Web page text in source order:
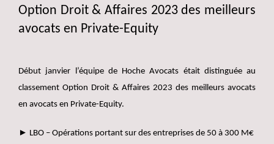
Option Droit & Affaires 2023 des meilleurs
avocats en Private-Equity
Début janvier l’équipe de Hoche Avocats était distinguée au
classement Option Droit & Affaires 2023 des meilleurs avocats
en avocats en Private-Equity.
► LBO – Opérations portant sur des entreprises de 50 à 300 M€